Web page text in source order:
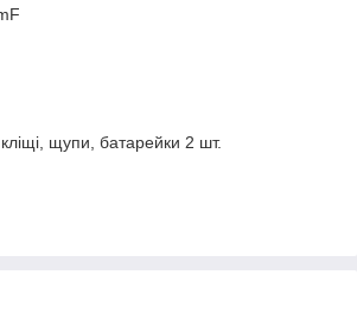
щупи, батарейки 2 шт.